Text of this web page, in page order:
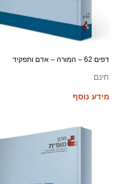
דפים 62 – המורה – אדם ותפקיד
חינם
מידע נוסף